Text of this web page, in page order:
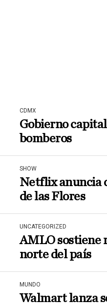
CDMX
Gobierno
bomberos
SHOW
Netflix anuncia
de las Flores
UNCATEGORIZED
AMLO sostiene
norte del país
MUNDO
Walmart lanza